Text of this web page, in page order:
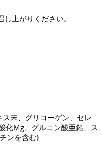
上がりください。
末、グリコーゲン、セレ
化Mg、グルコン酸亜鉛、ス
ンを含む)